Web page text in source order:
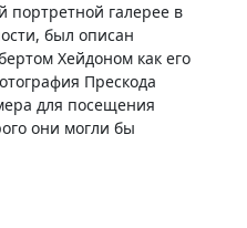
портретной галерее в
был описан
Хейдоном как его
Прескода
для посещения
они могли бы